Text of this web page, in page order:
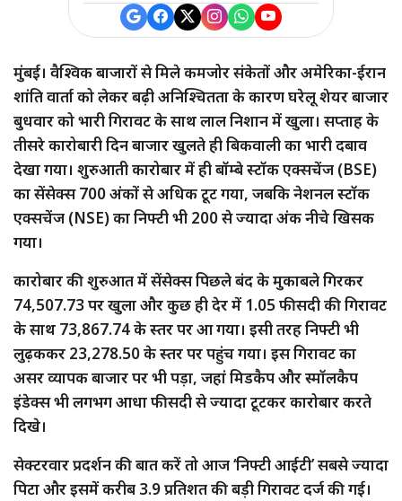
मुंबई। वैश्विक बाजारों से मिले कमजोर संकेतों और अमेरिका-ईरान
शांति वार्ता को लेकर बढ़ी अनिश्चितता के कारण घरेलू शेयर बाजार
बुधवार को भारी गिरावट के साथ लाल निशान में खुला। सप्ताह के
तीसरे कारोबारी दिन बाजार खुलते ही बिकवाली का भारी दबाव
देखा गया। शुरुआती कारोबार में ही बॉम्बे स्टॉक एक्सचेंज (BSE)
का सेंसेक्स 700 अंकों से अधिक टूट गया, जबकि नेशनल स्टॉक
एक्सचेंज (NSE) का निफ्टी भी 200 से ज्यादा अंक नीचे खिसक
गया।
कारोबार की शुरुआत में सेंसेक्स पिछले बंद के मुकाबले गिरकर
74,507.73 पर खुला और कुछ ही देर में 1.05 फीसदी की गिरावट
के साथ 73,867.74 के स्तर पर आ गया। इसी तरह निफ्टी भी
लुढ़ककर 23,278.50 के स्तर पर पहुंच गया। इस गिरावट का
असर व्यापक बाजार पर भी पड़ा, जहां मिडकैप और स्मॉलकैप
इंडेक्स भी लगभग आधा फीसदी से ज्यादा टूटकर कारोबार करते
दिखे।
सेक्टरवार प्रदर्शन की बात करें तो आज ‘निफ्टी आईटी’ सबसे ज्यादा
पिटा और इसमें करीब 3.9 प्रतिशत की बड़ी गिरावट दर्ज की गई।